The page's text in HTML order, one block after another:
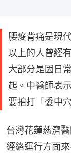
腰痠背痛是現
以上的人曾經
大部分是因日
起。中醫師表
要拍打「委中
台灣花蓮慈濟
經絡運行方面